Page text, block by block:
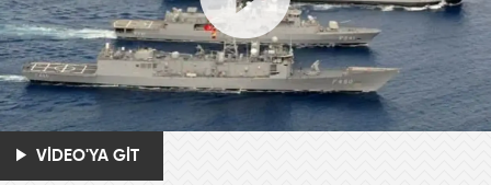
VİDEO'YA GİT